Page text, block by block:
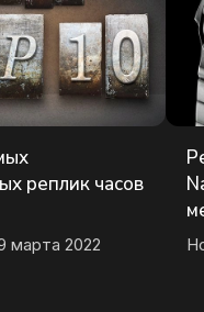
реплик часов
марта 2022